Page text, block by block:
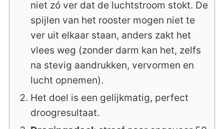
niet zó ver dat de luchtstroom stokt. De
spijlen van het rooster mogen niet te
ver uit elkaar staan, anders zakt het
vlees weg (zonder darm kan het, zelfs
na stevig aandrukken, vervormen en
lucht opnemen).
Het doel is een gelijkmatig, perfect
droogresultaat.